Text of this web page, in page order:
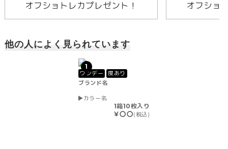
オフショトレカプレゼント！
オフショ
他の人によく見られています
1
ワンデー
度あり
ブランド名
カラー名
1箱10枚入り
￥〇〇(税込)